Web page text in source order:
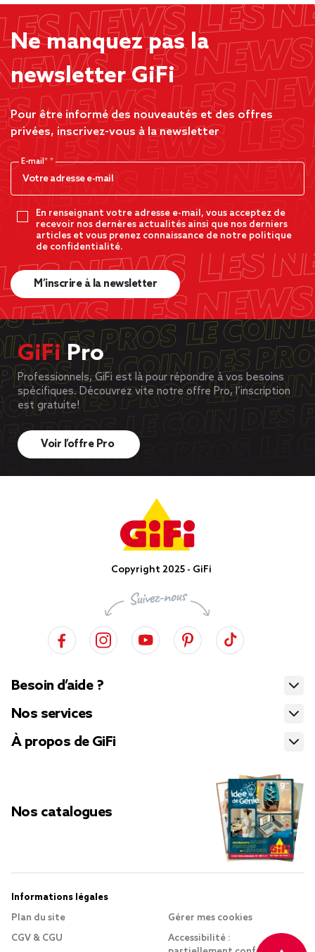
Ne manquez pas la
newsletter GiFi
Pour être informé des nouveautés et des offres
privées, inscrivez-vous à la newsletter
E-mail*
En renseignant votre adresse e-mail, vous acceptez de
recevoir nos dernères actualités ainsi que nos derniers
articles et vous prenez connaissance de notre politique
de confidentialité.
M’inscrire à la newsletter
GiFiPro
Professionnels, GiFi est là pour répondre à vos besoins
spécifiques. Découvrez vite notre offre Pro, l’inscription
est gratuite!
Voir l’offre Pro
Copyright 2025 - GiFi
Besoin d’aide ?
Nos services
À propos de GiFi
Nos catalogues
Informations légales
Plan du site
CGV & CGU
Gérer mes cookies
Accessibilité :